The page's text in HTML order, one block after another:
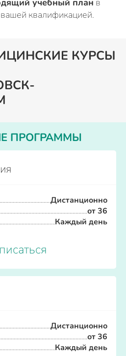
учебный план в
вашей квалификацией.
КУРСЫ
ПРОГРАММЫ
Дистанционно
от 36
Каждый день
Дистанционно
от 36
Каждый день